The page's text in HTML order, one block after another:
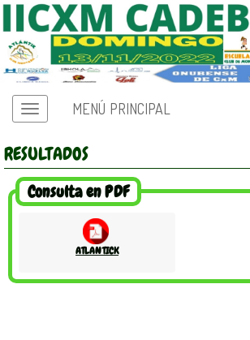
MENÚ PRINCIPAL
RESULTADOS
Consulta en PDF
ATLANTICK